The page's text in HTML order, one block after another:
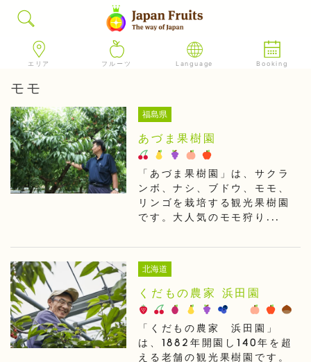
エリア フルーツ Language Booking
モモ
福島県
あづま果樹園
「あづま果樹園」は、サクラ
ンボ、ナシ、ブドウ、モモ、
リンゴを栽培する観光果樹園
です。大人気のモモ狩り...
北海道
くだもの農家 浜田園
「くだもの農家 浜田園」
は、1882年開園し140年を超
える老舗の観光果樹園です。